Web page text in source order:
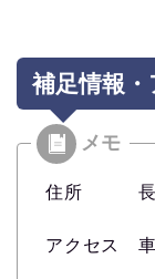
補足情報
住所 長野
アクセス